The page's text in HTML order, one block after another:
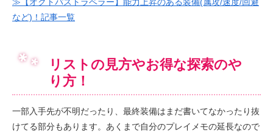
など)！記事一覧
リストの見方やお得な探索のや
り方！
一部入手先が不明だったり、最終装備はまだ書いてなかったり抜
けてる部分もあります。あくまで自分のプレイメモの延長なので